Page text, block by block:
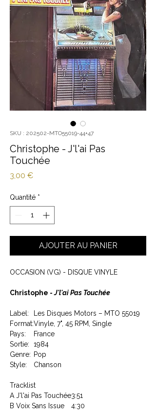
SKU : 202502-MTO55019-44+47
Christophe - J'l'ai Pas
Touchée
3,00 €Prix
Quantité *
AJOUTER AU PANIER
OCCASION (VG) - DISQUE VINYLE
Christophe -J'l'ai Pas Touchée
Label:
Les Disques Motors – MTO 55019
Format:Vinyle, 7", 45 RPM, Single
Pays:
France
Sortie:
1984
Genre: Pop
Style:
Chanson
Tracklist
A J'l'ai Pas Touchée3:51
B Voix Sans Issue 4:30